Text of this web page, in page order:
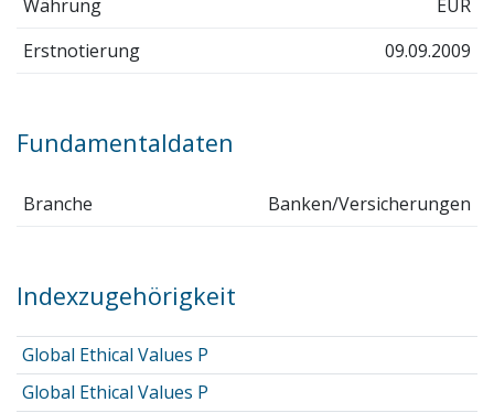
Währung
EUR
Erstnotierung
09.09.2009
Fundamentaldaten
Branche Banken/Versicherungen
Indexzugehörigkeit
Global Ethical Values P
Global Ethical Values P